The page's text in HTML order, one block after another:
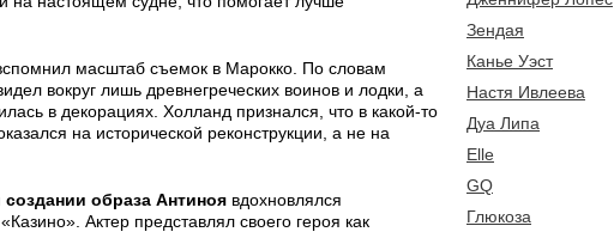
вспомнил масштаб съемок в Марокко. По словам
вокруг лишь древнегреческих воинов и лодки, а
в декорациях. Холланд признался, что в какой-то
на исторической реконструкции, а не на
создании образа Антиноя вдохновлялся
Актер представлял своего героя как
Зендая
Канье Уэст
Настя Ивлеева
Дуа Липа
Elle
GQ
Глюкоза